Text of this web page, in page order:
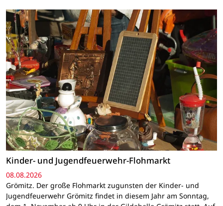
Kinder- und Jugendfeuerwehr-Flohmarkt
08.08.2026
Grömitz. Der große Flohmarkt zugunsten der Kinder- und
Jugendfeuerwehr Grömitz findet in diesem Jahr am Sonntag,